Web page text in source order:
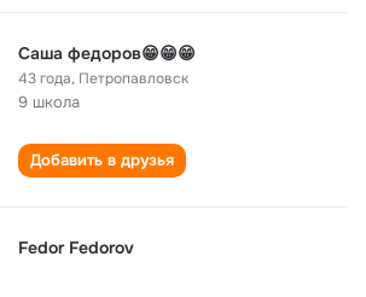
Саша федоров😁😁😁
43 года, Петропавловск
9 школа
Добавить в друзья
Fedor Fedorov